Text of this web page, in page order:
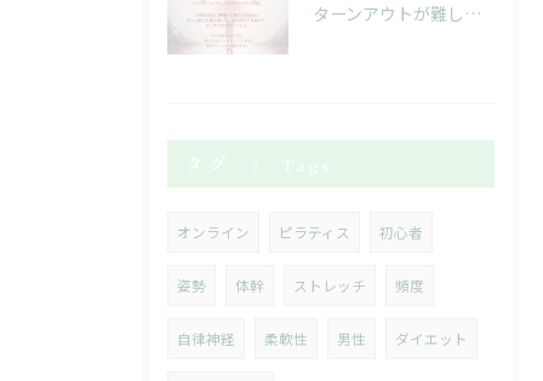
ターンアウトが難しいと感じている人へ
タグ Tags
オンライン ピラティス 初心者
姿勢 体幹 ストレッチ 頻度
自律神経 柔軟性 男性 ダイエット